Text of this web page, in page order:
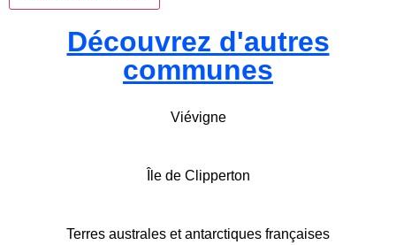
Découvrez d'autres
communes
Viévigne
Île de Clipperton
Terres australes et antarctiques françaises